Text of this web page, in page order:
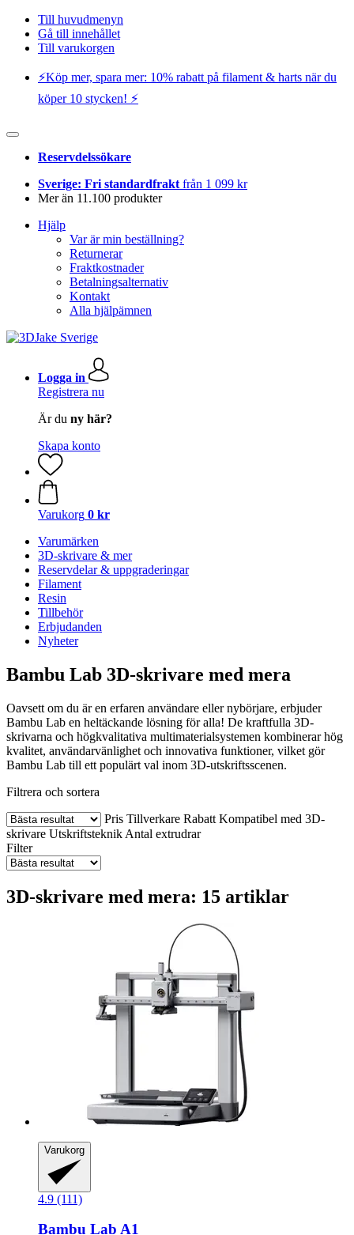
Till huvudmenyn
Gå till innehållet
Till varukorgen
⚡️Köp mer, spara mer: 10% rabatt på filament & harts när du
köper 10 stycken! ⚡️
Reservdelssökare
Sverige: Fri standardfrakt från 1 099 kr
Mer än 11.100 produkter
Hjälp
Var är min beställning?
Returnerar
Fraktkostnader
Betalningsalternativ
Kontakt
Alla hjälpämnen
Logga in
Registrera nu
Är du ny här?
Skapa konto
Varukorg 0 kr
Varumärken
3D-skrivare & mer
Reservdelar & uppgraderingar
Filament
Resin
Tillbehör
Erbjudanden
Nyheter
Bambu Lab 3D-skrivare med mera
Oavsett om du är en erfaren användare eller nybörjare, erbjuder
Bambu Lab en heltäckande lösning för alla! De kraftfulla 3D-
skrivarna och högkvalitativa multimaterialsystemen kombinerar hög
kvalitet, användarvänlighet och innovativa funktioner, vilket gör
Bambu Lab till ett populärt val inom 3D-utskriftsscenen.
Filtrera och sortera
Pris Tillverkare Rabatt Kompatibel med 3D-
skrivare Utskriftsteknik Antal extrudrar
Filter
3D-skrivare med mera: 15 artiklar
Varukorg
4.9 (111)
Bambu Lab A1